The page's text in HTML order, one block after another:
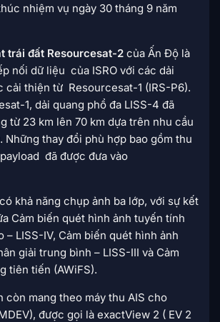
nhiệm vụ ngày 30 tháng 9 năm
trái đất Resourcesat-2 của Ấn Độ là
nối dữ liệu của ISRO với các dải
cải thiện từ Resourcesat-1 (IRS-P6).
1, dải quang phổ đa LISS-4 đã
từ 23 km lên 70 km dựa trên nhu cầu
Những thay đổi phù hợp bao gồm thu
đã được đưa vào
khả năng chụp ảnh ba lớp, với sự kết
Cảm biến quét hình ảnh tuyến tính
– LISS-IV, Cảm biến quét hình ảnh
giải trung bình – LISS-III và Cảm
tiên tiến (AWiFS).
còn mang theo máy thu AIS cho
được gọi là exactView 2 ( EV 2